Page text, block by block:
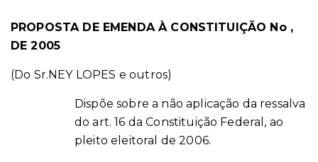
PROPOSTA DE EMENDA À CONSTITUIÇÃO No ,
DE 2005
(Do Sr.NEY LOPES e outros)
Dispõe sobre a não aplicação da ressalva
do art. 16 da Constituição Federal, ao
pleito eleitoral de 2006.